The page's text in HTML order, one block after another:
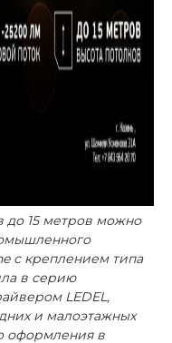
до 15 метров можно
с креплением типа
в серию
LEDEL,
и малоэтажных
оформления в